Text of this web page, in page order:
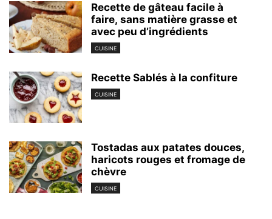
Recette de gâteau facile à
faire, sans matière grasse et
avec peu d’ingrédients
CUISINE
Recette Sablés à la confiture
CUISINE
Tostadas aux patates douces,
haricots rouges et fromage de
chèvre
CUISINE